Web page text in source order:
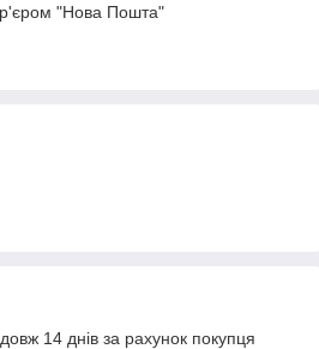
"Нова Пошта"
14 днів за рахунок покупця